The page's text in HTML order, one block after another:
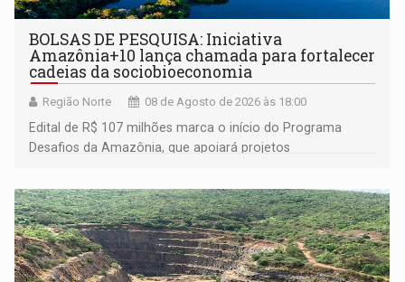
BOLSAS DE PESQUISA: Iniciativa
Amazônia+10 lança chamada para fortalecer
cadeias da sociobioeconomia
Região Norte 08 de Agosto de 2026 às 18:00
Edital de R$ 107 milhões marca o início do Programa
Desafios da Amazônia, que apoiará projetos
submissão de pré-propostas poderá ser feita até 1º de
setembro